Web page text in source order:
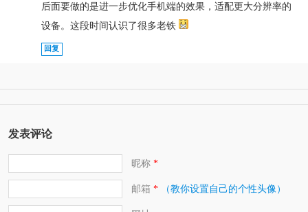
后面要做的是进一步优化手机端的效果，适配更大分辨率的
设备。这段时间认识了很多老铁
回复
发表评论
昵称*
邮箱 * （教你设置自己的个性头像）